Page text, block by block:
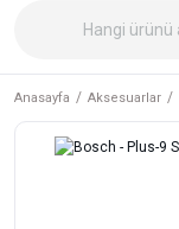
Anasayfa Aksesuarlar